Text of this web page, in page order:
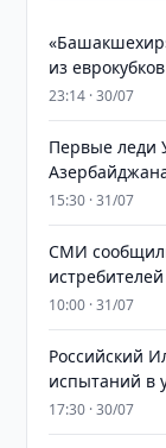
из еврокубков
23:14 · 30/07
Первые леди
15:30 · 31/07
СМИ
истребителей
10:00 · 31/07
Российский
испытаний в
17:30 · 30/07